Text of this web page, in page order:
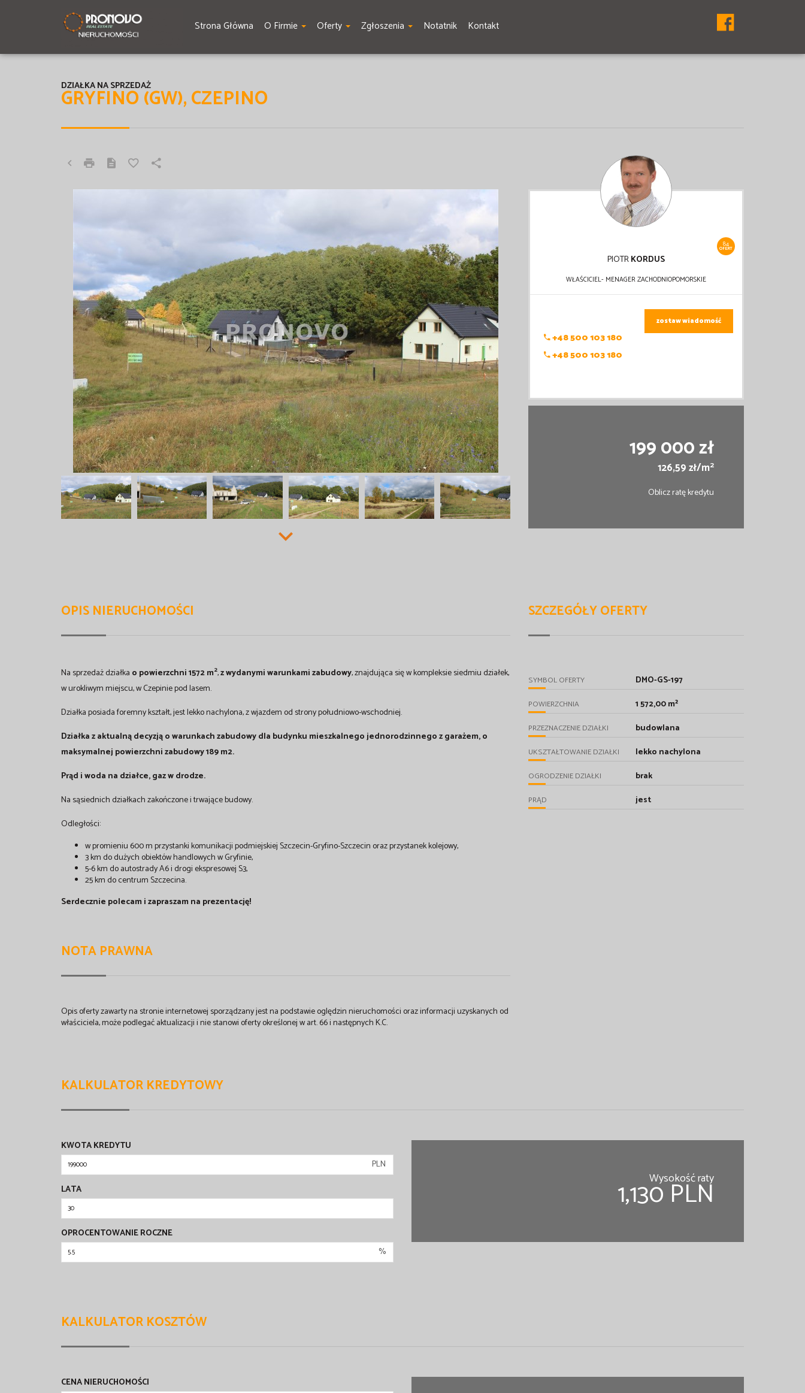
Strona Główna O Firmie Oferty Zgłoszenia Notatnik Kontakt
GRYFINO (GW), CZEPINO
DZIAŁKA NA SPRZEDAŻ
84
OFERT
PIOTRKORDUS
WŁAŚCICIEL- MENAGER ZACHODNIOPOMORSKIE
+48 500 103 180
+48 500 103 180
zostaw wiadomość
199 000 zł
126,59 zł/m2
Oblicz ratę kredytu
OPIS NIERUCHOMOŚCI
Na sprzedaż działka o powierzchni 1572 m2,z wydanymi warunkami zabudowy, znajdująca się w kompleksie siedmiu działek,
w urokliwym miejscu, w Czepinie pod lasem.
Działka posiada foremny kształt, jest lekko nachylona, z wjazdem od strony południowo-wschodniej.
Działka z aktualną decyzją o warunkach zabudowy dla budynku mieszkalnego jednorodzinnego z garażem, o
maksymalnej powierzchni zabudowy 189 m2.
Prąd i woda na działce, gaz w drodze.
Na sąsiednich działkach zakończone i trwające budowy.
Odległości:
w promieniu 600 m przystanki komunikacji podmiejskiej Szczecin-Gryfino-Szczecin oraz przystanek kolejowy,
3 km do dużych obiektów handlowych w Gryfinie,
5-6 km do autostrady A6 i drogi ekspresowej S3,
25 km do centrum Szczecina.
Serdecznie polecam i zapraszam na prezentację!
NOTA PRAWNA
Opis oferty zawarty na stronie internetowej sporządzany jest na podstawie oględzin nieruchomości oraz informacji uzyskanych od
właściciela, może podlegać aktualizacji i nie stanowi oferty określonej w art. 66 i następnych K.C.
SZCZEGÓŁY OFERTY
SYMBOL OFERTY DMO-GS-197
POWIERZCHNIA 1 572,00 m²
PRZEZNACZENIE DZIAŁKI budowlana
UKSZTAŁTOWANIE DZIAŁKI lekko nachylona
OGRODZENIE DZIAŁKI brak
PRĄD jest
KALKULATOR KREDYTOWY
KWOTA KREDYTU
PLN
LATA
OPROCENTOWANIE ROCZNE
%
Wysokość raty
1,130 PLN
KALKULATOR KOSZTÓW
CENA NIERUCHOMOŚCI